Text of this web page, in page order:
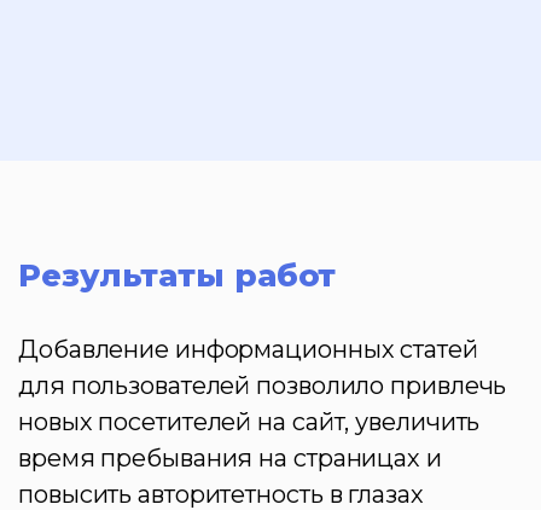
Результаты работ
Добавление информационных статей
для пользователей позволило привлечь
новых посетителей на сайт, увеличить
время пребывания на страницах и
повысить авторитетность в глазах